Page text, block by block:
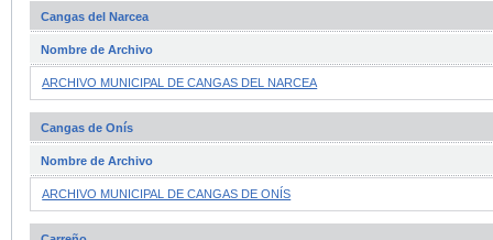
Cangas del Narcea
Nombre de Archivo
ARCHIVO MUNICIPAL DE CANGAS DEL NARCEA
Cangas de Onís
Nombre de Archivo
ARCHIVO MUNICIPAL DE CANGAS DE ONÍS